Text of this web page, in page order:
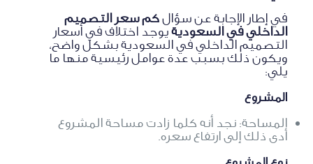
في إطار الإجابة عن سؤالكم سعر التصميم
الداخلي في السعوديةيوجد اختلاف في أسعار
التصميم الداخلي في السعودية بشكل واضح،
ويكون ذلك بسبب عدة عوامل رئيسية منها ما
يلي:
المشروع
المساحة: نجد أنه كلما زادت مساحة المشروع
أدى ذلك إلى ارتفاع سعره.